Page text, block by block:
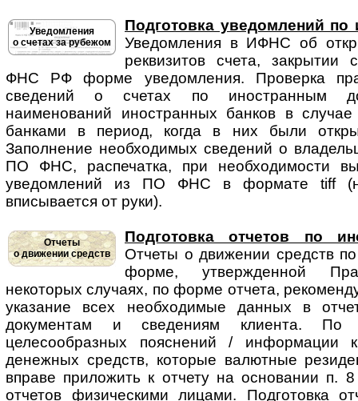
Уведомления
о счетах за рубежом
Подготовка уведомлений по
Уведомления в ИФНС об
реквизитов счета, закрытии
ФНС РФ форме уведомления. Проверка
сведений о счетах по иностранным
наименований иностранных банков в
банками в период, когда в них были
Заполнение необходимых сведений о
ПО ФНС, распечатка, при необходимости
уведомлений из ПО ФНС в формате tiff
вписывается от руки).
Отчеты
о движении средств
Подготовка отчетов по
Отчеты о движении средств
форме, утвержденной
некоторых случаях, по форме отчета,
указание всех необходимые данных в
документам и сведениям клиента. По
целесообразных пояснений / информации
денежных средств, которые валютные
вправе приложить к отчету на основании п.
отчетов физическими лицами. Подготовка